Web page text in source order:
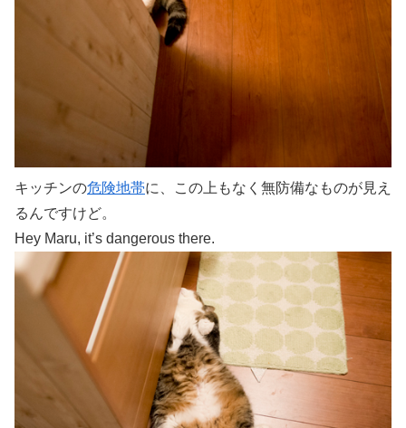
キッチンの危険地帯に、この上もなく無防備なものが見え
るんですけど。
Hey Maru, it’s dangerous there.